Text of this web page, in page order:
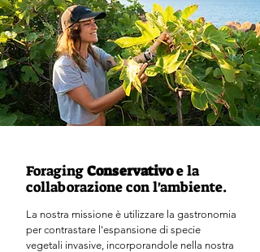
ForagingConservativoe la
collaborazione con l'ambiente.
​La nostra missione è utilizzare la gastronomia
per contrastare l'espansione di specie
vegetali invasive, incorporandole nella nostra